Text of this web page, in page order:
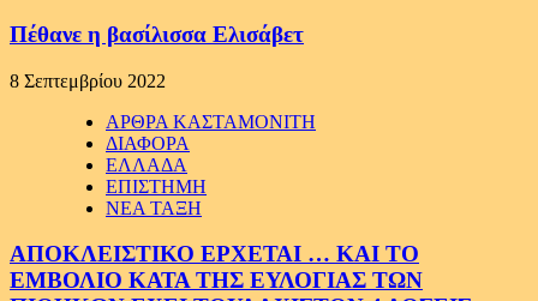
Πέθανε η βασίλισσα Ελισάβετ
8 Σεπτεμβρίου 2022
ΑΡΘΡΑ ΚΑΣΤΑΜΟΝΙΤΗ
ΔΙΑΦΟΡΑ
ΕΛΛΑΔΑ
ΕΠΙΣΤΗΜΗ
ΝΕΑ ΤΑΞΗ
ΑΠΟΚΛΕΙΣΤΙΚΟ ΕΡΧΕΤΑΙ … ΚΑΙ ΤΟ
ΕΜΒΟΛΙΟ ΚΑΤΑ ΤΗΣ ΕΥΛΟΓΙΑΣ ΤΩΝ